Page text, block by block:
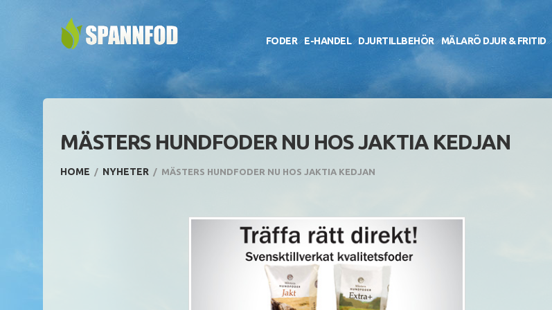
FODER E-HANDEL DJURTILLBEHÖR MÄLARÖ DJUR & FRITID
MÄSTERS HUNDFODER NU HOS JAKTIA KEDJAN
HOME NYHETER MÄSTERS HUNDFODER NU HOS JAKTIA KEDJAN